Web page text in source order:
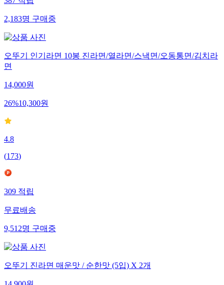
387적립
2,183명구매중
오뚜기 인기라면 10봉 진라면/열라면/스낵면/오동통면/김치라
면
14,000원
26%10,300원
4.8
(173)
309적립
무료배송
9,512명구매중
오뚜기 진라면 매운맛 / 순한맛 (5입) X 2개